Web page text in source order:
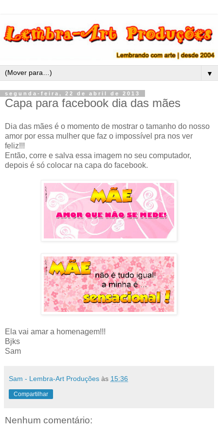
▼
segunda-feira, 22 de abril de 2013
Capa para facebook dia das mães
Dia das mães é o momento de mostrar o tamanho do nosso
amor por essa mulher que faz o impossível pra nos ver
feliz!!!
Então, corre e salva essa imagem no seu computador,
depois é só colocar na capa do facebook.
Ela vai amar a homenagem!!!
Bjks
Sam
Sam - Lembra-Art Produções às 15:36
Compartilhar
Nenhum comentário: